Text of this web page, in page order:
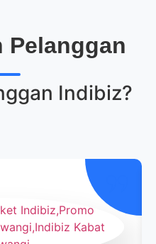
Pelanggan
Indibiz?